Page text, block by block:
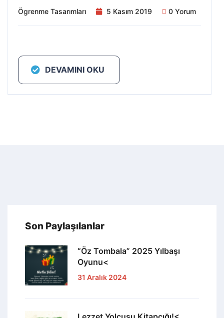
Ögrenme Tasarımları 5 Kasım 2019 0 Yorum
DEVAMINI OKU
Son Paylaşılanlar
“Öz Tombala” 2025 Yılbaşı
Oyunu<
31 Aralık 2024